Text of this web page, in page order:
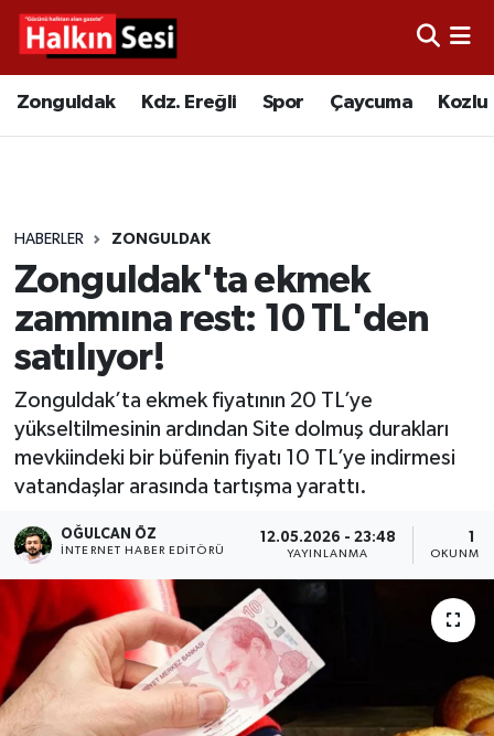
Zonguldak Kdz. Ereğli Spor Çaycuma Kozlu
HABERLER ZONGULDAK
Zonguldak'ta ekmek
zammına rest: 10 TL'den
satılıyor!
Zonguldak’ta ekmek fiyatının 20 TL’ye
yükseltilmesinin ardından Site dolmuş durakları
mevkiindeki bir büfenin fiyatı 10 TL’ye indirmesi
vatandaşlar arasında tartışma yarattı.
OĞULCAN ÖZ
İNTERNET HABER EDITÖRÜ
12.05.2026 - 23:48
YAYINLANMA
1
OKUNMA
Video
Çaycuma
Alaplı
Asayiş
Bartın
Karabük
Devrek
Bolu
ÇEVRE
BİLİM VE TEKNOLOJİ
Merkez Hava Durumu
Tüm Manşetler
Son Dakika Haberleri
Haber Arşivi